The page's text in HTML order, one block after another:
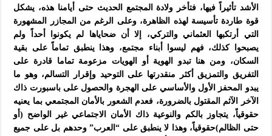
الأشد تأثيراً فيها، فتأخر ولادة المجتمع الحديث حتى أيامنا هذه، يشكل
قوة طاردة تأسيسة لهذه الظاهرة، وعلى الرغم من المجازر المشهورة
التي أرتكبها العثماني والتركي، إلا أن ضحاياها لم يكونوا أحداً ولم
يصبحوا كذلك، فهم ليسوا أبناء مجتمع، وهذا ينطبق تماماً على بقية
السكان، ومن هنا تبدو الهوية أو الهويات مزعومة تماما قادرة على
التفريق والتمزيق أكثر منقدرتها على التوحيد وإقرار التسالم، وهو ما
يبدو المحفز الأول والأساسي على الهجرة والحصول على باسبورت ذاك
الآخر الآثم المقتول بالضرورة، فعدم الشعور بالأمان المجتمعي بما يعنيه
حقوقياً، يتجاوز بالكم والنوعية ذاك الأمان الاجتماعي غير الواضح (أو
حتى الظالم)حقوقياً، وهذا لا ينطبق على “العرب” وحدهم بل على جميع